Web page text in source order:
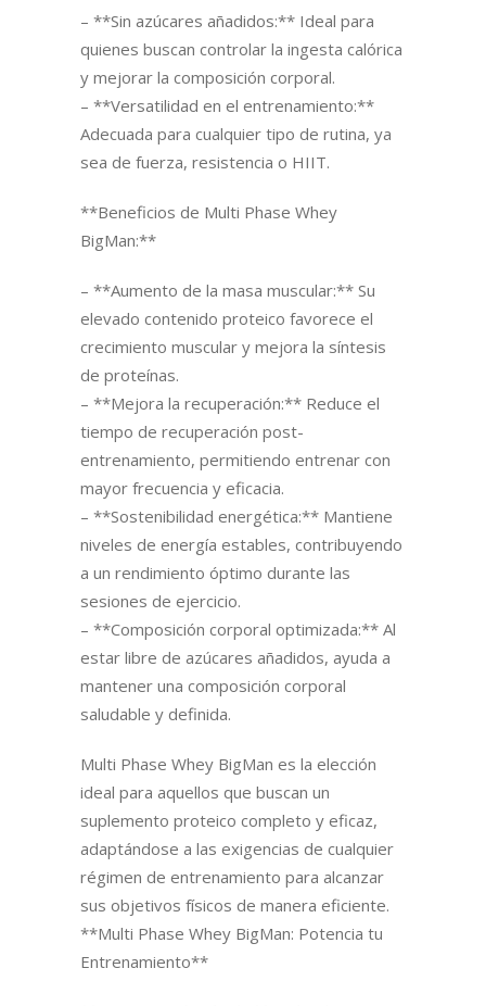
– **Sin azúcares añadidos:** Ideal para
quienes buscan controlar la ingesta calórica
y mejorar la composición corporal.
– **Versatilidad en el entrenamiento:**
Adecuada para cualquier tipo de rutina, ya
sea de fuerza, resistencia o HIIT.
**Beneficios de Multi Phase Whey
BigMan:**
– **Aumento de la masa muscular:** Su
elevado contenido proteico favorece el
crecimiento muscular y mejora la síntesis
de proteínas.
– **Mejora la recuperación:** Reduce el
tiempo de recuperación post-
entrenamiento, permitiendo entrenar con
mayor frecuencia y eficacia.
– **Sostenibilidad energética:** Mantiene
niveles de energía estables, contribuyendo
a un rendimiento óptimo durante las
sesiones de ejercicio.
– **Composición corporal optimizada:** Al
estar libre de azúcares añadidos, ayuda a
mantener una composición corporal
saludable y definida.
Multi Phase Whey BigMan es la elección
ideal para aquellos que buscan un
suplemento proteico completo y eficaz,
adaptándose a las exigencias de cualquier
régimen de entrenamiento para alcanzar
sus objetivos físicos de manera eficiente.
**Multi Phase Whey BigMan: Potencia tu
Entrenamiento**